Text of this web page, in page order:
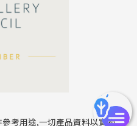
考用途,一切產品資料以實物